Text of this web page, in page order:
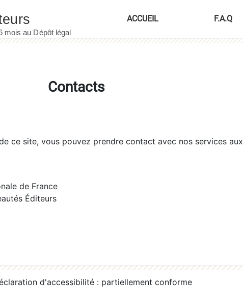
ACCUEIL F.A.Q
Contacts
ce site, vous pouvez prendre contact avec nos services aux
de France
Éditeurs
d'accessibilité : partiellement conforme